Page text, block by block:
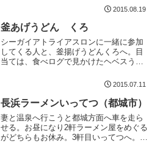
KENさん（昭和28年生まれ・日南高校出
身）、とても美しい奥様、娘さんで営業
されてます。198...
2015.08.19
釜あげうどん くろ
シーガイアトライアスロンに一緒に参加
してくる人と、釜揚げうどんくろへ。目
当ては、食べログで見かけたヘベスうど
釜あげうどん くろに行きました。店内
ターが6人ほど座れる割...
2015.07.11
長浜ラーメンいってつ（都城市）
妻と温泉へ行こうと都城方面へ車を走ら
せる。お昼になり2軒ラーメン屋をめぐる
がどちらもお休み。3軒目いってつへ。雨